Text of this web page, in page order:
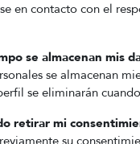
en contacto con el
se almacenan mis
se almacenan
se eliminarán
retirar mi
su